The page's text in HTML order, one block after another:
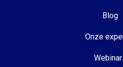
Blog
Onze